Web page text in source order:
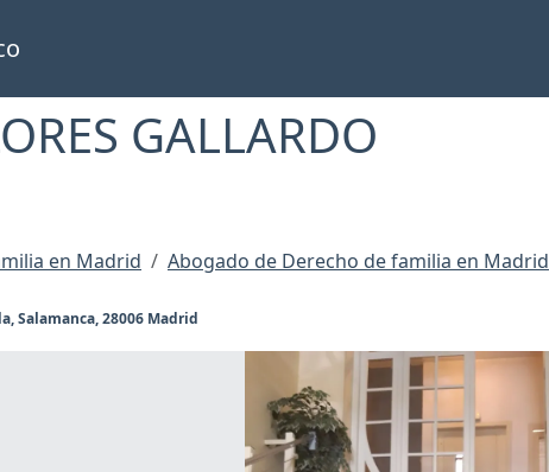
GALLARDO
en Madrid Abogado de Derecho de familia en Madrid
Salamanca, 28006 Madrid